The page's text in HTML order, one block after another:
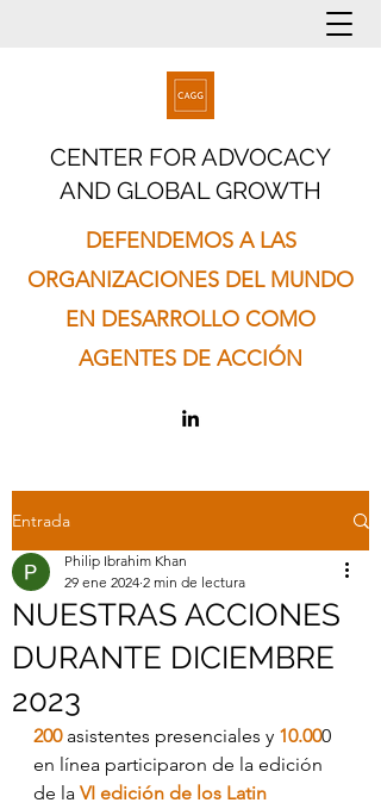
CENTER FOR ADVOCACY
AND GLOBAL GROWTH
DEFENDEMOS A LAS
ORGANIZACIONES DEL MUNDO
EN DESARROLLO COMO
AGENTES DE ACCIÓN
Entrada
NUESTRAS ACCIONES
DURANTE DICIEMBRE
2023
Philip Ibrahim Khan
29 ene 2024 2 min de lectura
200 asistentes presenciales y 10.000
en línea participaron de la edición
de la VI edición de los Latin